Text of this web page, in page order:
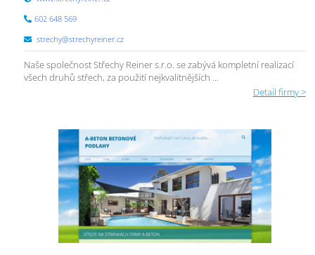
602 648 569
strechy@strechyreiner.cz
Naše společnost Střechy Reiner s.r.o. se zabývá kompletní realizací
všech druhů střech, za použití nejkvalitnějších ...
Detail firmy >